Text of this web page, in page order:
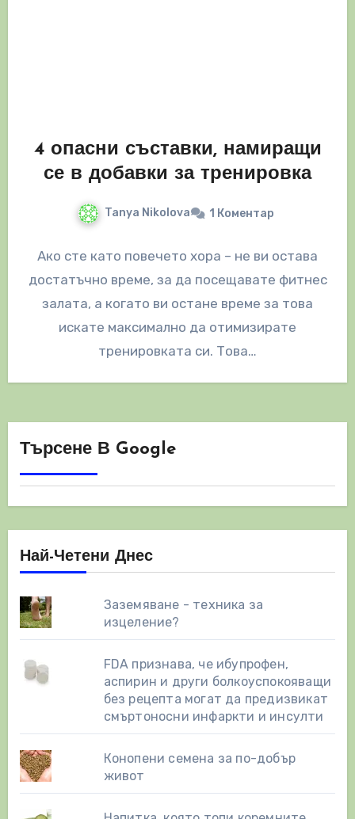
4 опасни съставки, намиращи
се в добавки за тренировка
Tanya Nikolova 1 Коментар
Ако сте като повечето хора – не ви остава
достатъчно време, за да посещавате фитнес
залата, а когато ви остане време за това
искате максимално да отимизирате
тренировката си. Това…
Търсене В Google
Най-Четени Днес
Заземяване - техника за
изцеление?
FDA признава, че ибупрофен,
аспирин и други болкоуспокояващи
без рецепта могат да предизвикат
смъртоносни инфаркти и инсулти
Конопени семена за по-добър
живот